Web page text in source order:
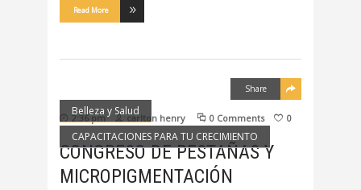
Read More
Belleza y Salud
CAPACITACIONES PARA TU CRECIMIENTO
Share
2:36 pm carlton henry 0 Comments 0
CONGRESO DE PESTAÑAS Y
MICROPIGMENTACIÓN